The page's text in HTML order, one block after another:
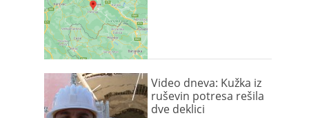
Video dneva: Kužka iz
ruševin potresa rešila
dve deklici